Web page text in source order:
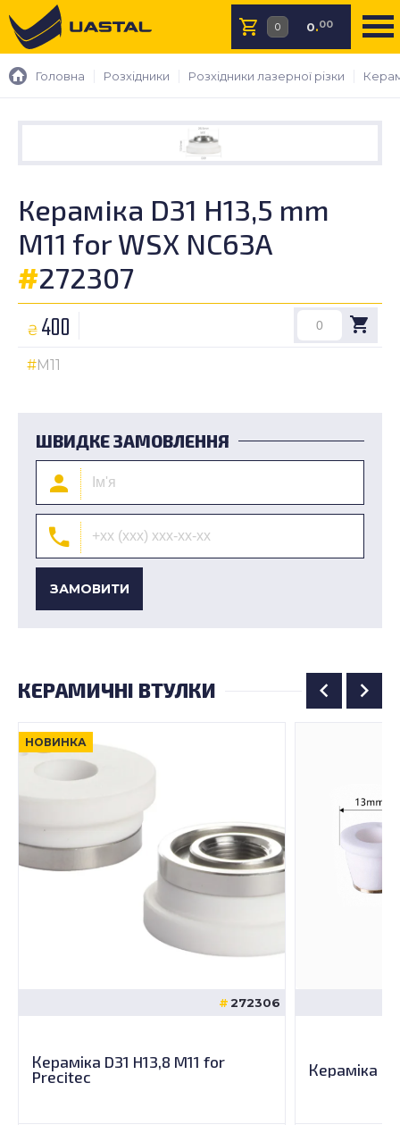
0.00
Головна Розхідники Розхідники лазерної різки
Кераміка D31 H13,5 mm
M11 for WSX NC63A
#272307
₴ 400
M11
ШВИДКЕ ЗАМОВЛЕННЯ
ЗАМОВИТИ
КЕРАМИЧНІ ВТУЛКИ
НОВИНКА
272306
Кераміка D31 H13,8 M11 for
Precitec Кераміка